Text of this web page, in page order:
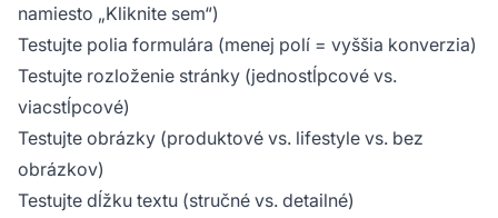
namiesto „Kliknite sem“)
Testujte polia formulára (menej polí = vyššia konverzia)
Testujte rozloženie stránky (jednostĺpcové vs.
viacstĺpcové)
Testujte obrázky (produktové vs. lifestyle vs. bez
obrázkov)
Testujte dĺžku textu (stručné vs. detailné)